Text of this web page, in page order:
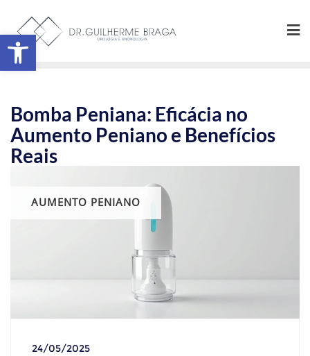
Abrir a barra de ferramentas
Bomba Peniana: Eficácia no
Aumento Peniano e Benefícios
Reais
AUMENTO PENIANO
24/05/2025